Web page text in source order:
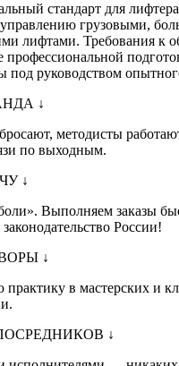
стандарт для
грузовыми,
лифтами. Требования к
профессиональной
под руководством
↓
методисты
по выходным.
↓
Выполняем заказы
России!
↓
в мастерских и
↓